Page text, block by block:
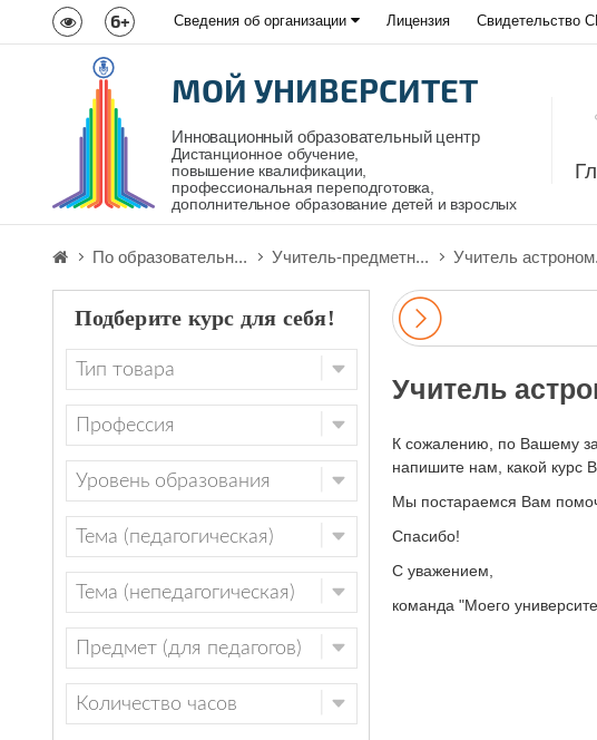
6+ Сведения об организации Лицензия Свидетельство
МОЙ УНИВЕРСИТЕТ
Инновационный образовательный центр
Дистанционное обучение,
повышение квалификации,
профессиональная переподготовка,
дополнительное образование детей и взрослых
По образовательн... Учитель-предметн... Учитель
Подберите курс для себя!
Учитель
К сожалению, по Вашему
напишите нам, какой курс
Мы постараемся Вам
Спасибо!
С уважением,
команда "Моего